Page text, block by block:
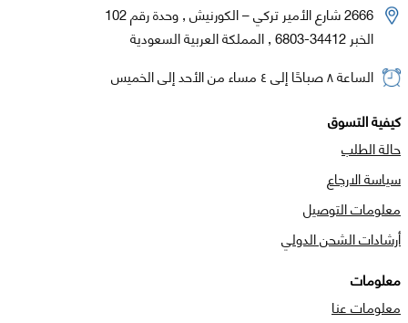
2666 شارع الأمير تركي – الكورنيش , وحدة رقم 102
الخبر 34412-6803 , المملكة العربية السعودية
الساعة ٨ صباحًا إلى ٤ مساء من الأحد إلى الخميس
كيفية التسوق
حالة الطلب
سياسة الارجاع
معلومات التوصيل
أرشادات الشحن الدولي
معلومات
معلومات عنا